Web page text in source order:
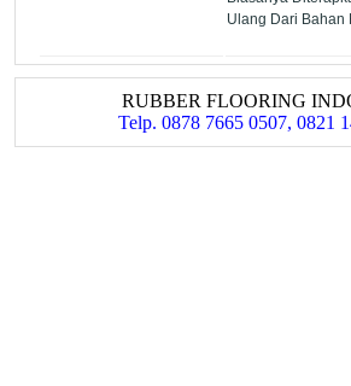
Ulang Dari Bahan
RUBBER FLOORING
Telp. 0878 7665 0507, 0821